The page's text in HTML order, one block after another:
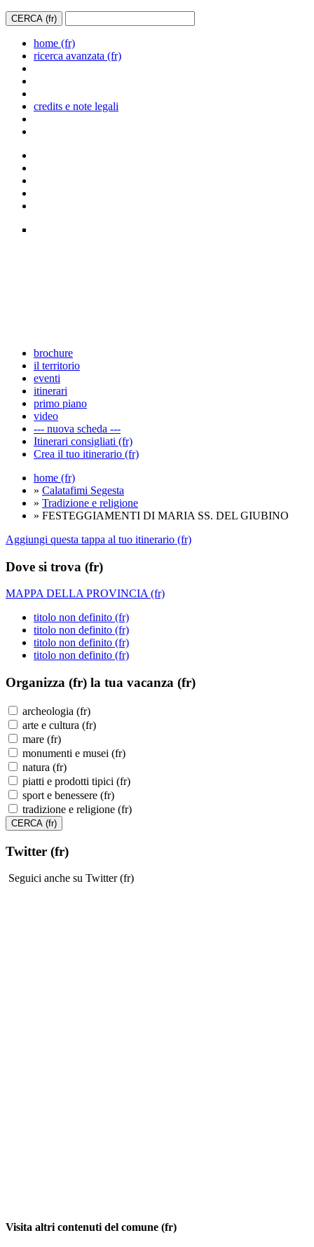
home (fr)
ricerca avanzata (fr)
credits e note legali
brochure
il territorio
eventi
itinerari
primo piano
video
--- nuova scheda ---
Itinerari consigliati (fr)
Crea il tuo itinerario (fr)
home (fr)
» Calatafimi Segesta
» Tradizione e religione
» FESTEGGIAMENTI DI MARIA SS. DEL GIUBINO
Aggiungi questa tappa al tuo itinerario (fr)
Dove si trova (fr)
MAPPA DELLA PROVINCIA (fr)
titolo non definito (fr)
titolo non definito (fr)
titolo non definito (fr)
titolo non definito (fr)
Organizza (fr) la tua vacanza (fr)
archeologia (fr)
arte e cultura (fr)
mare (fr)
monumenti e musei (fr)
natura (fr)
piatti e prodotti tipici (fr)
sport e benessere (fr)
tradizione e religione (fr)
Twitter (fr)
Seguici anche su Twitter (fr)
Visita altri contenuti del comune (fr)